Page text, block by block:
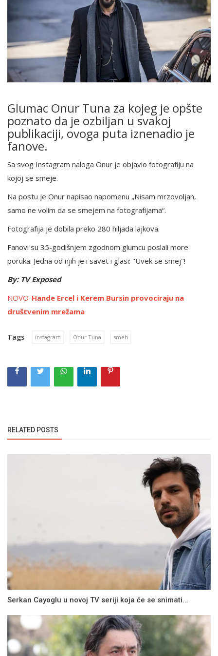
Glumac Onur Tuna za kojeg je opšte
poznato da je ozbiljan u svakoj
publikaciji, ovoga puta iznenadio je
fanove.
Sa svog Instagram naloga Onur je objavio fotografiju na
kojoj se smeje.
Na postu je Onur napisao napomenu „Nisam mrzovoljan,
samo ne volim da se smejem na fotografijama“.
Fotografija je dobila preko 280 hiljada lajkova.
Fanovi su 35-godišnjem zgodnom glumcu poslali more
poruka. Jedna od njih je i savet i glasi: "Uvek se smej"!
By: TV Exposed
NOVO-Hande Ercel i Kerem Bursin provociraju na
društvenim mrežama
Tags instagram Onur Tuna smeh
RELATED POSTS
Serkan Cayoglu u novoj TV seriji koja će se snimati...